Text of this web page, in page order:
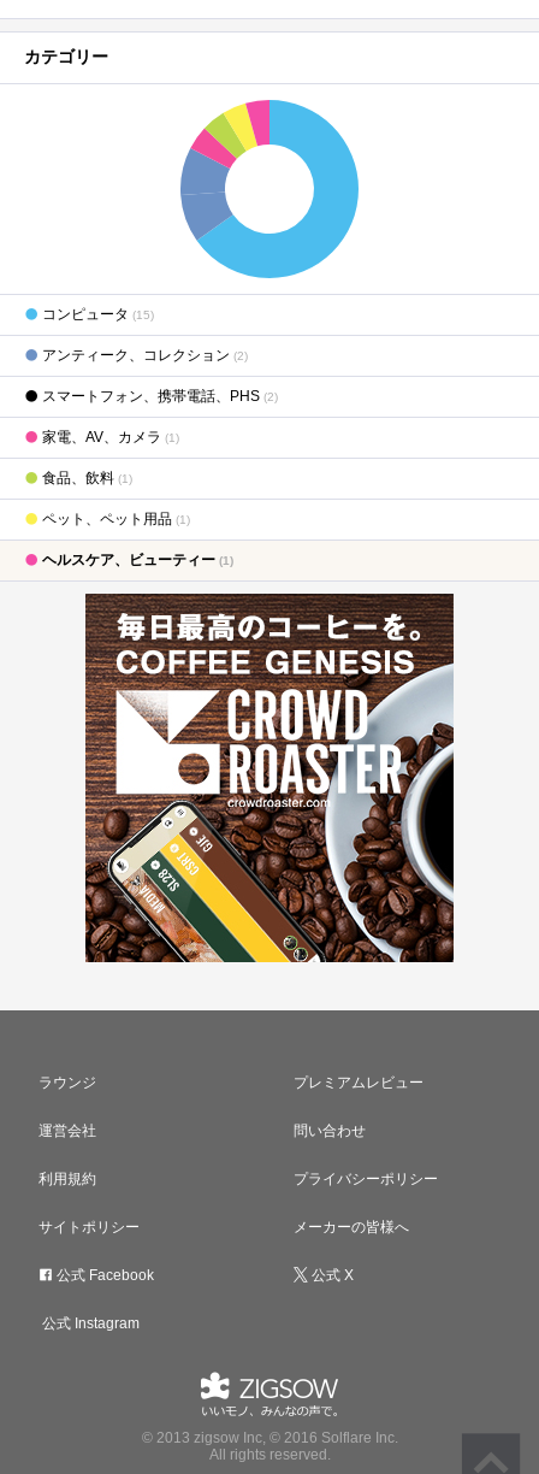
カテゴリー
コンピュータ (15)
アンティーク、コレクション (2)
スマートフォン、携帯電話、PHS (2)
家電、AV、カメラ (1)
食品、飲料 (1)
ペット、ペット用品 (1)
ヘルスケア、ビューティー (1)
ラウンジ プレミアムレビュー
運営会社 問い合わせ
利用規約 プライバシーポリシー
サイトポリシー メーカーの皆様へ
公式 Facebook 公式 X
公式 Instagram
© 2013 zigsow Inc, © 2016 Solflare Inc.
All rights reserved.